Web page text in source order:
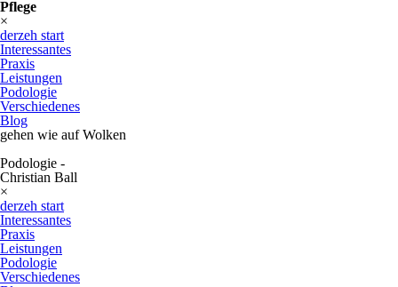
Pflege
×
derzeh start
Interessantes
Praxis
Leistungen
Podologie
Verschiedenes
Blog
gehen wie auf Wolken
Podologie -
Christian Ball
×
derzeh start
Interessantes
Praxis
Leistungen
Podologie
Verschiedenes